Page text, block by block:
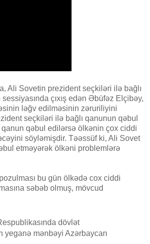
Ali Sovetin prezident seçkiləri ilə bağlı
çıxış edən Əbüfəz Elçibəy,
ləğv edilməsinin zəruriliyini
seçkiləri ilə bağlı qanunun qəbul
qəbul edilərsə ölkənin çox ciddi
söyləmişdir. Təəssüf ki, Ali Sovet
etməyərək ölkəni problemlərə
bu gün ölkədə cox ciddi
səbəb olmuş, mövcud
dövlət
yeganə mənbəyi Azərbaycan